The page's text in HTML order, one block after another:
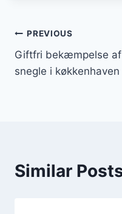
PREVIOUS
Giftfri bekæmpelse af
snegle i køkkenhaven
Similar